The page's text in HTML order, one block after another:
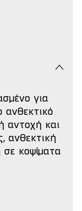
για
ανθεκτικό
αντοχή και
ανθεκτική
κοψίματα